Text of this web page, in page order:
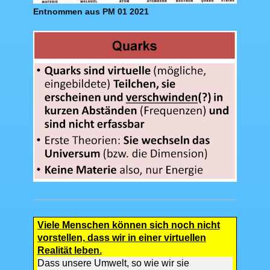
Entnommen aus PM 01 2021
Viele Menschen können sich noch nicht
vorstellen, dass wir in einer virtuellen
Realität leben.
Dass unsere Umwelt, so wie wir sie